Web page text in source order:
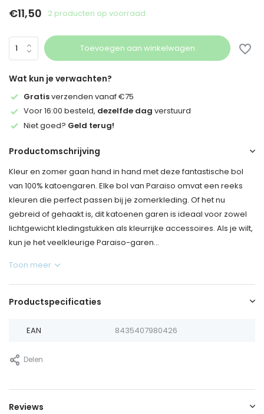
€11,50 2 producten op voorraad
Toevoegen aan winkelwagen
Wat kun je verwachten?
Gratisverzenden vanaf €75
Voor 16:00 besteld, dezelfde dag verstuurd
Niet goed? Geld terug!
Productomschrijving
Kleur en zomer gaan hand in hand met deze fantastische bol
van 100% katoengaren. Elke bol van Paraiso omvat een reeks
kleuren die perfect passen bij je zomerkleding. Of het nu
gebreid of gehaakt is, dit katoenen garen is ideaal voor zowel
lichtgewicht kledingstukken als kleurrijke accessoires. Als je wilt,
kun je het veelkleurige Paraiso-garen...
Toon meer
Productspecificaties
EAN 8435407980426
Delen
Reviews